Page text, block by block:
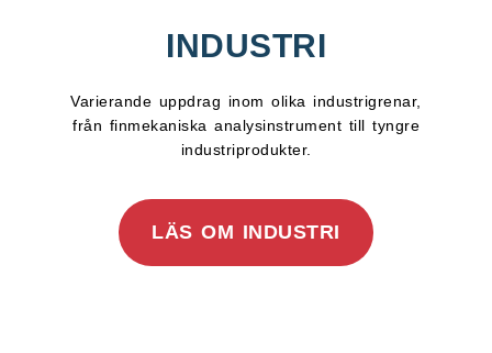
INDUSTRI
Varierande uppdrag inom olika industrigrenar,
från finmekaniska analysinstrument till tyngre
industriprodukter.
LÄS OM INDUSTRI